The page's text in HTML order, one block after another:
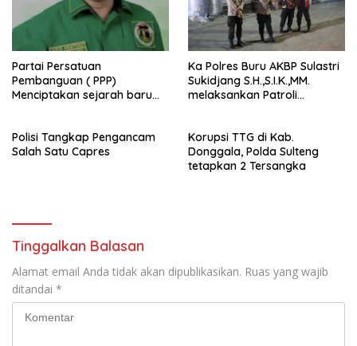
Partai Persatuan
Pembanguan ( PPP)
Menciptakan sejarah baru
Buru (Namlea).
Ka Polres Buru AKBP Sulastri
Sukidjang S.H.,S.I.K.,MM.
melaksankan Patroli
Polisi Tangkap Pengancam
Salah Satu Capres
Korupsi TTG di Kab.
Donggala, Polda Sulteng
tetapkan 2 Tersangka
Tinggalkan Balasan
Alamat email Anda tidak akan dipublikasikan. Ruas yang wajib
ditandai *